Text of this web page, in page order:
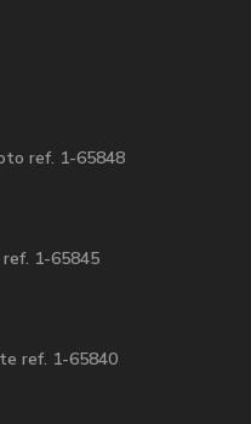
ref. 1-65848
1-65845
ref. 1-65840